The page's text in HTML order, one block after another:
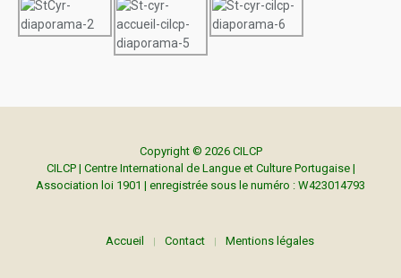
Copyright © 2026 CILCP
CILCP | Centre International de Langue et Culture Portugaise |
Association loi 1901 | enregistrée sous le numéro : W423014793
Accueil Contact Mentions légales